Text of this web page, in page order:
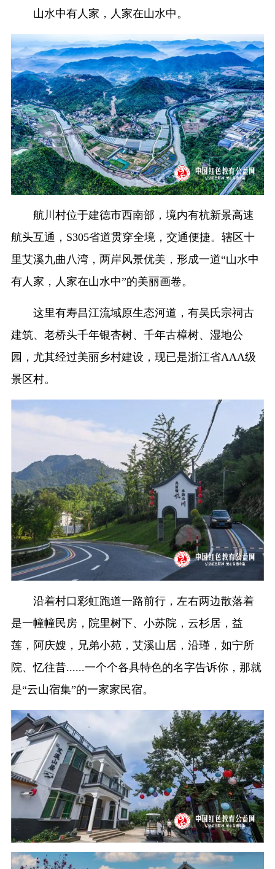
山水中有人家，人家在山水中。
航川村位于建德市西南部，境内有杭新景高速
航头互通，S305省道贯穿全境，交通便捷。辖区十
里艾溪九曲八湾，两岸风景优美，形成一道“山水中
有人家，人家在山水中”的美丽画卷。
这里有寿昌江流域原生态河道，有吴氏宗祠古
建筑、老桥头千年银杏树、千年古樟树、湿地公
园，尤其经过美丽乡村建设，现已是浙江省AAA级
景区村。
沿着村口彩虹跑道一路前行，左右两边散落着
是一幢幢民房，院里树下、小苏院，云杉居，益
莲，阿庆嫂，兄弟小苑，艾溪山居，沿瑾，如宁所
院、忆往昔......一个个各具特色的名字告诉你，那就
是“云山宿集”的一家家民宿。